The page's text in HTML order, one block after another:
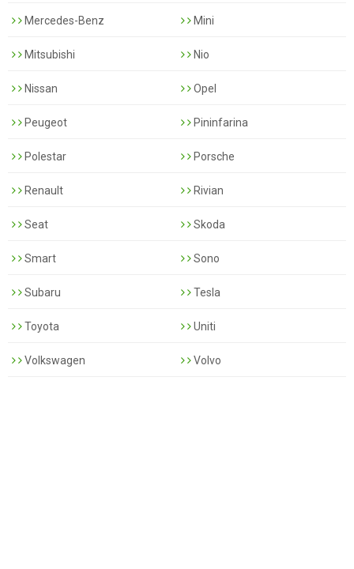
Mercedes-Benz Mini
Mitsubishi Nio
Nissan Opel
Peugeot Pininfarina
Polestar Porsche
Renault Rivian
Seat Skoda
Smart Sono
Subaru Tesla
Toyota Uniti
Volkswagen Volvo